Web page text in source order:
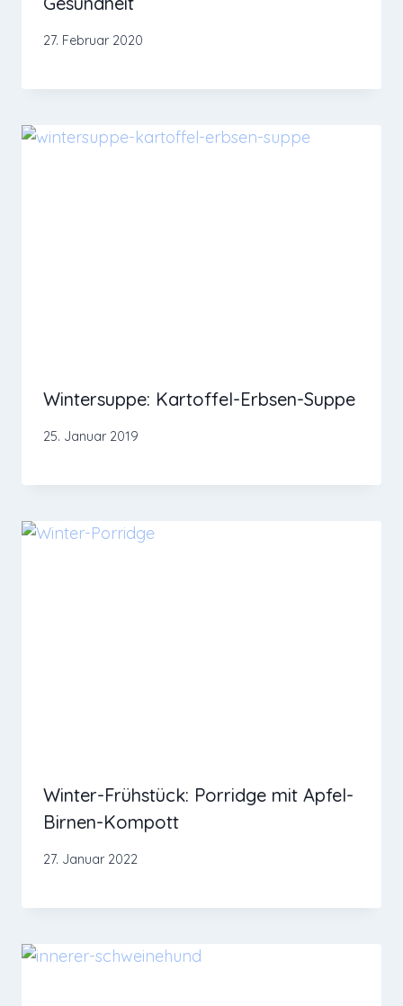
27. Februar 2020
Wintersuppe: Kartoffel-Erbsen-Suppe
25. Januar 2019
Winter-Frühstück: Porridge mit Apfel-
Birnen-Kompott
27. Januar 2022